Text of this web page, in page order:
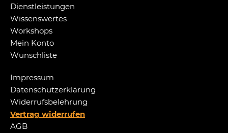
Dienstleistungen
Wissenswertes
Workshops
Mein Konto
Wunschliste
Impressum
Datenschutzerklärung
Widerrufsbelehrung
Vertrag widerrufen
AGB